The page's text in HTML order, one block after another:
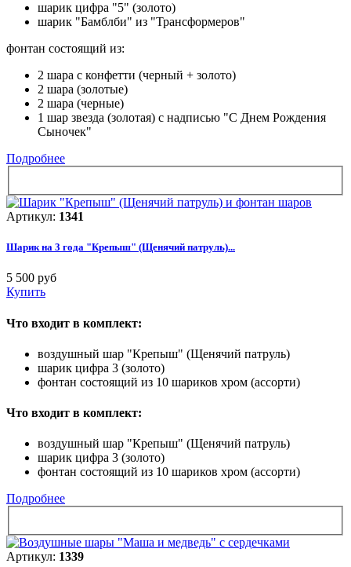
шарик цифра "5" (золото)
шарик "Бамблби" из "Трансформеров"
фонтан состоящий из:
2 шара с конфетти (черный + золото)
2 шара (золотые)
2 шара (черные)
1 шар звезда (золотая) с надписью "С Днем Рождения
Сыночек"
Подробнее
Артикул: 1341
Шарик на 3 года "Крепыш" (Щенячий патруль)...
5 500 руб
Купить
Что входит в комплект:
воздушный шар "Крепыш" (Щенячий патруль)
шарик цифра 3 (золото)
фонтан состоящий из 10 шариков хром (ассорти)
Что входит в комплект:
воздушный шар "Крепыш" (Щенячий патруль)
шарик цифра 3 (золото)
фонтан состоящий из 10 шариков хром (ассорти)
Подробнее
Артикул: 1339